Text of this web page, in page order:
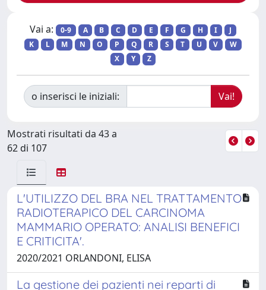
Vai a: 0-9 A B C D E F G H I
J
K
L M N O P Q R S T U V
W
X
Y Z
o inserisci le iniziali:
Mostrati risultati da 43 a
62 di 107
L'UTILIZZO DEL BRA NEL TRATTAMENTO
RADIOTERAPICO DEL CARCINOMA
MAMMARIO OPERATO: ANALISI BENEFICI
E CRITICITA'.
2020/2021 ORLANDONI, ELISA
La gestione dei pazienti nei reparti di